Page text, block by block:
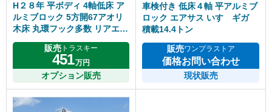
H２８年 平ボディ 4軸低床 ア
ルミブロック 5方開67アオリ
木床 丸環フック多数 リアエア
サス 7速マニュアル ふそうス
ーパーグレート
販売 トラスキー
451万円
オプション販売
車検付き 低床４軸 平アルミブ
ロック エアサス いすゞギガ
積載14.4トン
販売ワンプラストア
価格お問い合わせ
現状販売